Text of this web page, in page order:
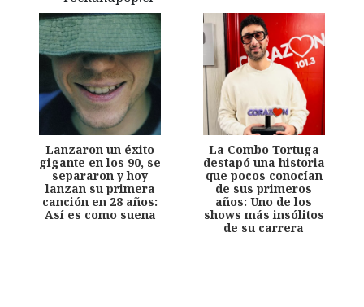
Lanzaron un éxito
gigante en los 90, se
separaron y hoy
lanzan su primera
canción en 28 años:
Así es como suena
La Combo Tortuga
destapó una historia
que pocos conocían
de sus primeros
años: Uno de los
shows más insólitos
de su carrera